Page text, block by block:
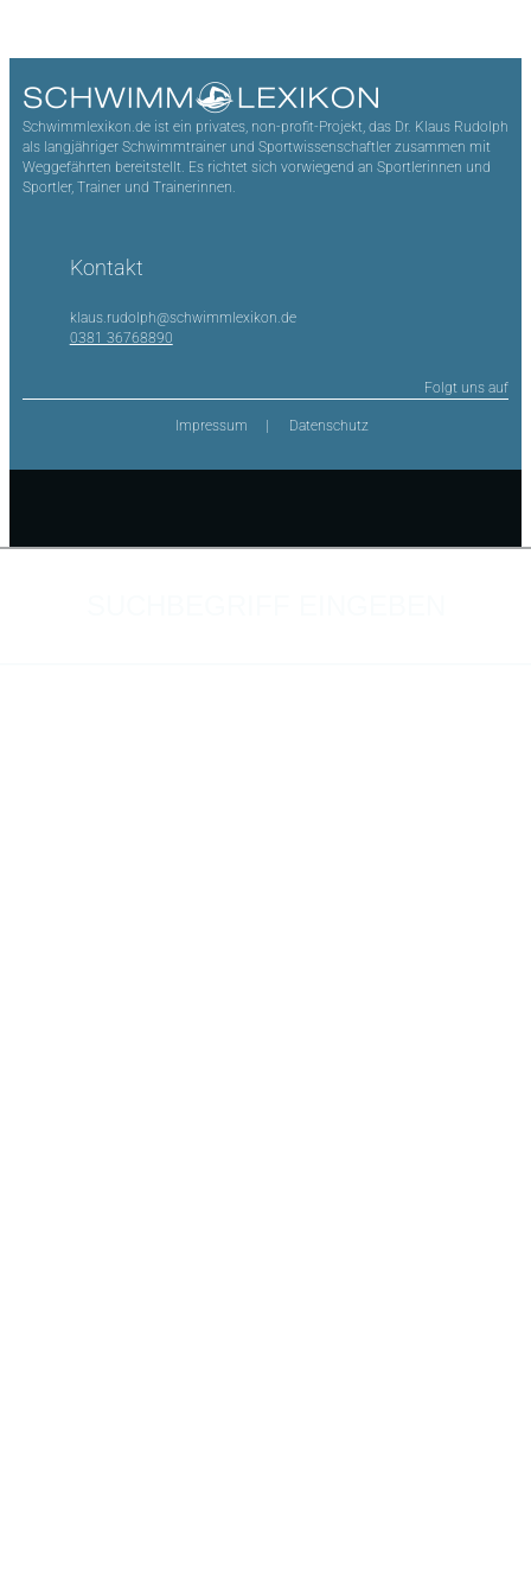
Schwimmlexikon.de ist ein privates, non-profit-Projekt, das Dr. Klaus Rudolph
als langjähriger Schwimmtrainer und Sportwissenschaftler zusammen mit
Weggefährten bereitstellt. Es richtet sich vorwiegend an Sportlerinnen und
Sportler, Trainer und Trainerinnen.
Kontakt
klaus.rudolph@schwimmlexikon.de
0381 36768890
Folgt uns auf
Impressum Datenschutz